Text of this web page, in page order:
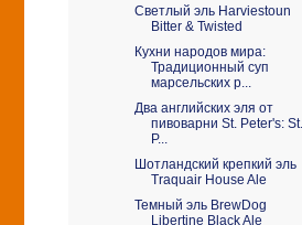
Светлый эль Harviestoun
Bitter & Twisted
Кухни народов мира:
Традиционный суп
марсельских р...
Два английских эля от
пивоварни St. Peter's: St.
P...
Шотландский крепкий эль
Traquair House Ale
Темный эль BrewDog
Libertine Black Ale